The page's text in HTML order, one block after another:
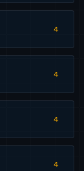
4
4
4
4